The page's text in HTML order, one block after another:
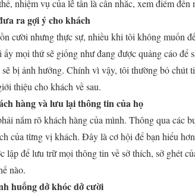
nhiệm vụ của lễ tân là cân nhắc, xem điểm
ra gợi ý cho khách
cười nhưng thực sự, nhiều khi tôi không muốn
mọi thứ sẽ giống như đang được quảng cáo
bị ảnh hưởng. Chính vì vậy, tôi thường bỏ chút
thiệu cho khách về sau.
hàng và lưu lại thông tin của họ
nắm rõ khách hàng của mình. Thông qua các
của từng vị khách. Đây là cơ hội để bạn hiểu
lập để lưu trữ mọi thông tin về sở thích, sở ghét
nào.
huống dở khóc dở cười